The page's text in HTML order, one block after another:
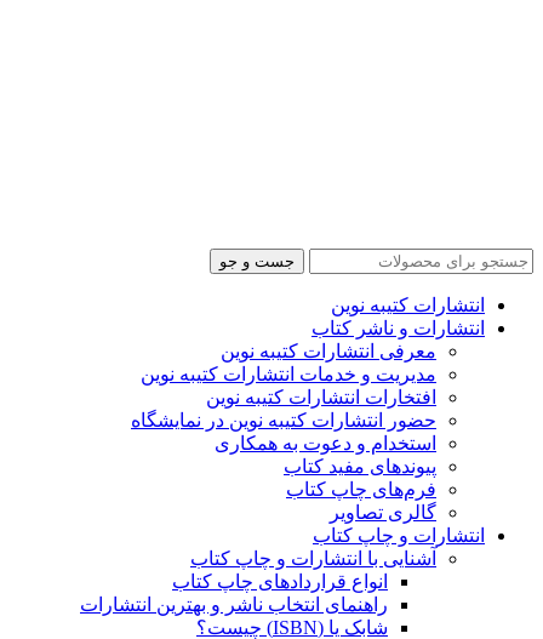
جست و جو
انتشارات کتیبه نوین
انتشارات و ناشر کتاب
معرفی انتشارات کتیبه نوین
مدیریت و خدمات انتشارات کتیبه نوین
افتخارات انتشارات کتیبه نوین
حضور انتشارات کتیبه نوین در نمایشگاه‌
استخدام و دعوت به همکاری
پیوندهای مفید کتاب
فرم‌های چاپ کتاب
گالری تصاویر
انتشارات و چاپ کتاب
آشنایی با انتشارات و چاپ کتاب
انواع قراردادهای چاپ کتاب
راهنمای انتخاب ناشر و بهترین انتشارات
شابک یا (ISBN) چیست؟